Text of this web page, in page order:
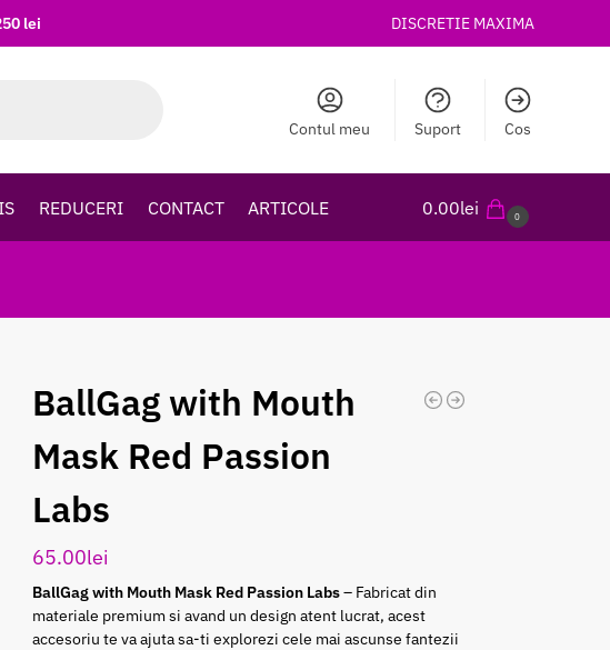
lei DISCRETIE MAXIMA
Contul meu Suport Cos
REDUCERI CONTACT ARTICOLE 0.00lei 0
BallGag with Mouth
Mask Red Passion
Labs
65.00lei
BallGag with Mouth Mask Red Passion Labs– Fabricat din
materiale premium si avand un design atent lucrat, acest
accesoriu te va ajuta sa-ti explorezi cele mai ascunse fantezii